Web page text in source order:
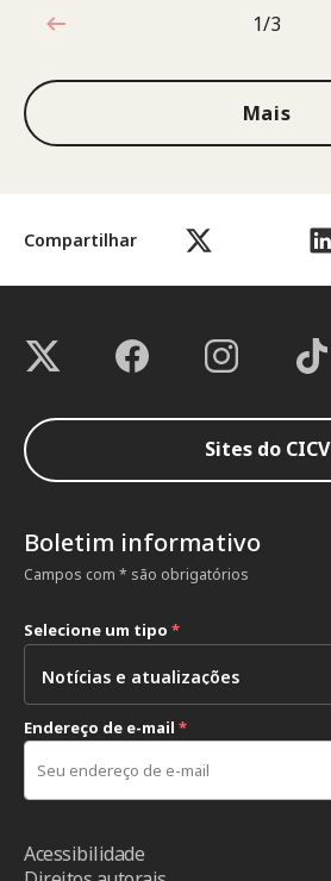
Compartilhar
1 de 3
1/3
Mais
Sites do CICV
Boletim informativo
Campos com * são obrigatórios
Selecione um tipo *
Endereço de e-mail *
Acessibilidade